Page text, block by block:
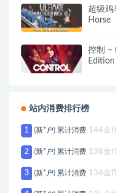
超级鸡
Horse
控制 –
Edition
站内消费排行榜
1 (新*户) 累计消费 144金
2 (新*户) 累计消费 138金
3 (新*户) 累计消费 136金